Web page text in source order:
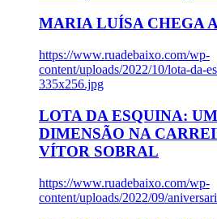
MARIA LUÍSA CHEGA
https://www.ruadebaixo.com/wp-
content/uploads/2022/10/lota-da-
335x256.jpg
LOTA DA ESQUINA:
DIMENSÃO NA
VÍTOR SOBRAL
https://www.ruadebaixo.com/wp-
content/uploads/2022/09/